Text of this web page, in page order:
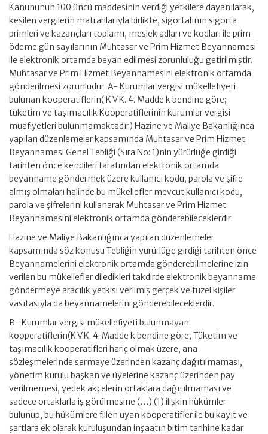
Kanununun 100 üncü maddesinin verdiği yetkilere dayanılarak,
kesilen vergilerin matrahlarıyla birlikte, sigortalının sigorta
primleri ve kazançları toplamı, meslek adları ve kodları ile prim
ödeme gün sayılarının Muhtasar ve Prim Hizmet Beyannamesi
ile elektronik ortamda beyan edilmesi zorunluluğu getirilmiştir.
Muhtasar ve Prim Hizmet Beyannamesini elektronik ortamda
gönderilmesi zorunludur. A- Kurumlar vergisi mükellefiyeti
bulunan kooperatiflerin( K.V.K. 4. Madde k bendine göre;
tüketim ve taşımacılık Kooperatiflerinin kurumlar vergisi
muafiyetleri bulunmamaktadır) Hazine ve Maliye Bakanlığınca
yapılan düzenlemeler kapsamında Muhtasar ve Prim Hizmet
Beyannamesi Genel Tebliği (Sıra No: 1)nin yürürlüğe girdiği
tarihten önce kendileri tarafından elektronik ortamda
beyanname göndermek üzere kullanıcı kodu, parola ve şifre
almış olmaları halinde bu mükellefler mevcut kullanıcı kodu,
parola ve şifrelerini kullanarak Muhtasar ve Prim Hizmet
Beyannamesini elektronik ortamda gönderebileceklerdir.
Hazine ve Maliye Bakanlığınca yapılan düzenlemeler
kapsamında söz konusu Tebliğin yürürlüğe girdiği tarihten önce
Beyannamelerini elektronik ortamda gönderebilmelerine izin
verilen bu mükellefler diledikleri takdirde elektronik beyanname
göndermeye aracılık yetkisi verilmiş gerçek ve tüzel kişiler
vasıtasıyla da beyannamelerini gönderebileceklerdir.
B- Kurumlar vergisi mükellefiyeti bulunmayan
kooperatiflerin(K.V.K. 4. Madde k bendine göre; Tüketim ve
taşımacılık kooperatifleri hariç olmak üzere, ana
sözleşmelerinde sermaye üzerinden kazanç dağıtılmaması,
yönetim kurulu başkan ve üyelerine kazanç üzerinden pay
verilmemesi, yedek akçelerin ortaklara dağıtılmaması ve
sadece ortaklarla iş görülmesine (…) (1) ilişkin hükümler
bulunup, bu hükümlere fiilen uyan kooperatifler ile bu kayıt ve
şartlara ek olarak kuruluşundan inşaatın bitim tarihine kadar